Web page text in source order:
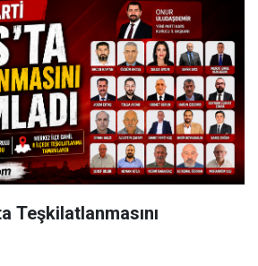
Teşkilatlanmasını